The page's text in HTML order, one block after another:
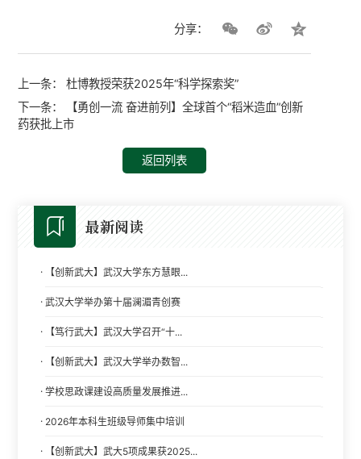
分享：
上一条：杜博教授荣获2025年“科学探索奖”
下一条：
【勇创一流 奋进前列】全球首个“稻米造血”创新
药获批上市
返回列表
最新阅读
· 【创新武大】武汉大学东方慧眼...
· 武汉大学举办第十届澜湄青创赛
· 【笃行武大】武汉大学召开“十...
· 【创新武大】武汉大学举办数智...
· 学校思政课建设高质量发展推进...
· 2026年本科生班级导师集中培训
· 【创新武大】武大5项成果获2025...